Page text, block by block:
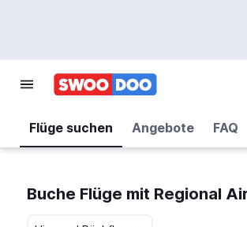
Flüge suchen Angebote FAQ
Buche Flüge mit Regional